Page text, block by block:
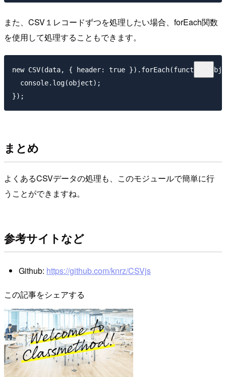
また、CSV１レコードずつを処理したい場合、forEach関数
を使用して処理することもできます。
new CSV(data, { header: true
  console.log(object);
まとめ
よくあるCSVデータの処理も、このモジュールで簡単に行
うことができますね。
参考サイトなど
Github: https://github.com/knrz/CSVjs
この記事をシェアする